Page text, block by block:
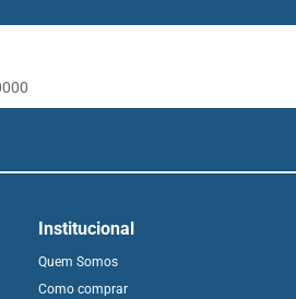
Institucional
Quem Somos
Como comprar